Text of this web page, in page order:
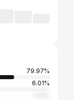
79.97%
6.01%